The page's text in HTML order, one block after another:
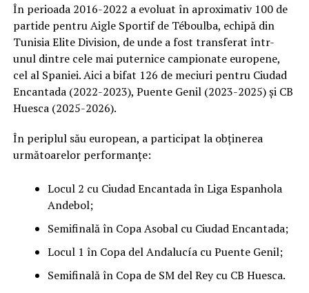
În perioada 2016-2022 a evoluat în aproximativ 100 de
partide pentru Aigle Sportif de Téboulba, echipă din
Tunisia Elite Division, de unde a fost transferat într-
unul dintre cele mai puternice campionate europene,
cel al Spaniei. Aici a bifat 126 de meciuri pentru Ciudad
Encantada (2022-2023), Puente Genil (2023-2025) și CB
Huesca (2025-2026).
În periplul său european, a participat la obținerea
următoarelor performanțe:
Locul 2 cu Ciudad Encantada în Liga Espanhola
Andebol;
Semifinală în Copa Asobal cu Ciudad Encantada;
Locul 1 în Copa del Andalucía cu Puente Genil;
Semifinală în Copa de SM del Rey cu CB Huesca.